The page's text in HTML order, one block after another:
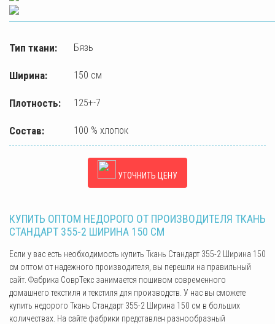
Тип ткани: Бязь
Ширина: 150 см
Плотность: 125+-7
Состав: 100 % хлопок
УТОЧНИТЬ ЦЕНУ
КУПИТЬ ОПТОМ НЕДОРОГО ОТ ПРОИЗВОДИТЕЛЯ ТКАНЬ
СТАНДАРТ 355-2 ШИРИНА 150 СМ
Если у вас есть необходимость купить Ткань Стандарт 355-2 Ширина 150
см оптом от надежного производителя, вы перешли на правильный
сайт. Фабрика СоврТекс занимается пошивом современного
домашнего текстиля и текстиля для производств. У нас вы сможете
купить недорого Ткань Стандарт 355-2 Ширина 150 см в больших
количествах. На сайте фабрики представлен разнообразный